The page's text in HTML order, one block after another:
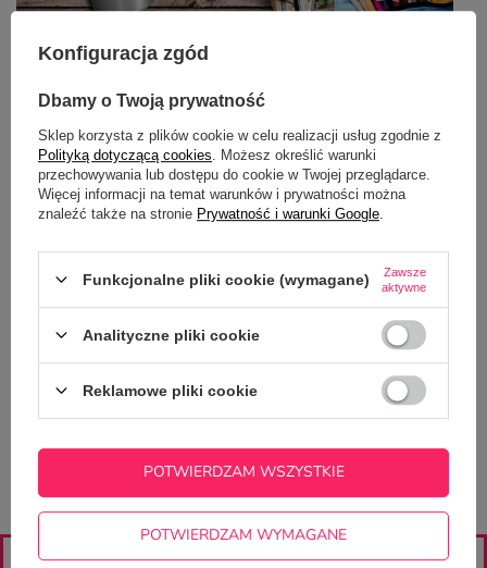
Konfiguracja zgód
Dbamy o Twoją prywatność
Sklep korzysta z plików cookie w celu realizacji usług zgodnie z
Polityką dotyczącą cookies . Możesz określić warunki
przechowywania lub dostępu do cookie w Twojej przeglądarce.
Więcej informacji na temat warunków i prywatności można
znaleźć także na stronie Prywatność i warunki Google
Funkcjonalne pliki cookie (wymagane)
Zawsze
aktywne
Analityczne pliki cookie
Reklamowe pliki cookie
POTWIERDZAM WYMAGANE
POTWIERDZAM WSZYSTKIE